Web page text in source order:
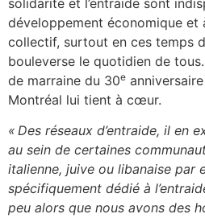
développement économique et
collectif, surtout en ces temps
bouleverse le quotidien de
de marraine du 30e
Montréal lui tient à cœur.
« Des réseaux d’entraide, il en
au sein de certaines
italienne, juive ou libanaise par
spécifiquement dédié à
peu alors que nous avons des